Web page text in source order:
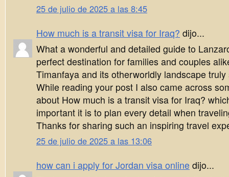
25 de julio de 2025 a las 8:45
How much is a transit visa for Iraq? dijo...
What a wonderful and detailed guide to
perfect destination for families and couples
Timanfaya and its otherworldly landscape
While reading your post I also came across
about How much is a transit visa for Iraq?
important it is to plan every detail when
Thanks for sharing such an inspiring travel
25 de julio de 2025 a las 13:06
how can i apply for Jordan visa online dijo...